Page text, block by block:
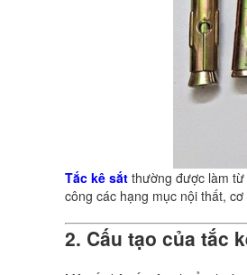
Tắc kê sắt thường được làm
công các hạng mục nội thất,
2. Cấu tạo của tắc